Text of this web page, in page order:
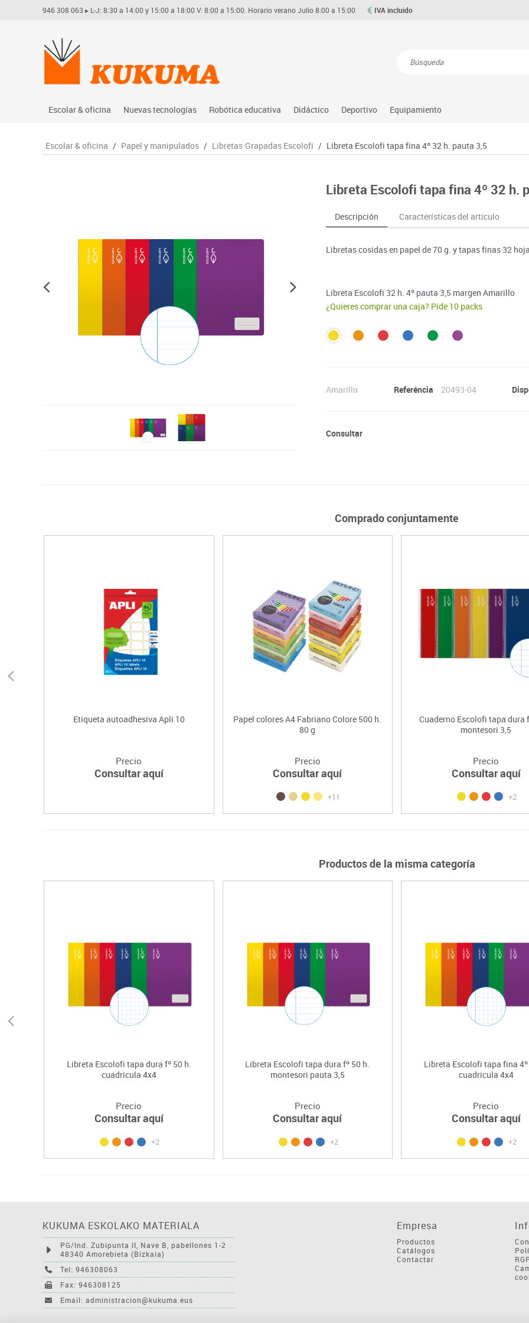
946 308 063 ▸ L-J: 8:30 a 14:00 y 15:00 a 18:00 V: 8:00 a 15:00. Horario verano Julio 8:00 a 15:00 IVA incluido
Escolar & oficina
Archivo
Manualidades
Material escolar
Nuevas tecnologías
Audio
Videoproyección
Robótica educativa
Arduino
Didáctico
Asociación y atención
Espacios exteriores
Juegos heurísticos
Matemáticas
Música
Primeras edades
Psicomotricidad
Stem
Deportivo
Atletismo
Comp. deportivos
Deportes raqueta
Equipamiento
Hockey
Protección deportiva
Equipamiento
Aulas entornos naturales
Mesas educación
Percheros, baldas y taquillas
Escolar & oficina / Papel y manipulados / Libretas·Grapadas Escolofi / Libreta Escolofi tapa fina 4º 32 h. pauta 3,5
Libreta Escolofi tapa fina 4º 32 h.
Descripción Características del artículo
Libretas cosidas en papel de 70 g. y tapas finas 32
Libreta Escolofi 32 h. 4º pauta 3,5 margen Amarillo
¿Quieres comprar una caja? Pide 10 packs
Amarillo Referéncia 20493-04
Consultar
Comprado conjuntamente
Etiqueta autoadhesiva Apli 10
Precio
Consultar aquí
Papel colores A4 Fabriano Colore 500 h.
80 g
Precio
Consultar aquí
+11
Cuaderno Escolofi tapa dura
montesori 3,5
Precio
Consultar aquí
+2
Productos de la misma categoría
Libreta Escolofi tapa dura fº 50 h.
cuadricula 4x4
Precio
Consultar aquí
+2
Libreta Escolofi tapa dura fº 50 h.
montesori pauta 3,5
Precio
Consultar aquí
+2
Libreta Escolofi tapa fina
cuadricula 4x4
Precio
Consultar aquí
+2
KUKUMA ESKOLAKO MATERIALA
PG/Ind. Zubipunta II, Nave B, pabellones 1-2
48340 Amorebieta (Bizkaia)
Tel: 946308063
Fax: 946308125
Email: administracion@kukuma.eus
Empresa
Productos
Catálogos
Contactar